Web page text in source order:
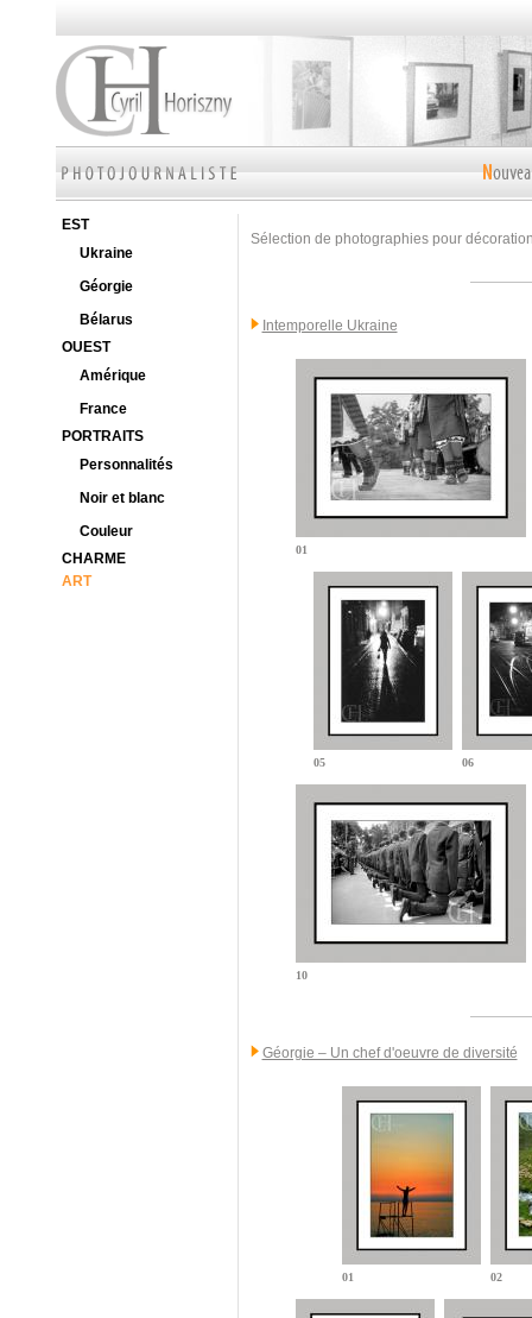
EST
Ukraine
Géorgie
Bélarus
OUEST
Amérique
France
PORTRAITS
Personnalités
Noir et blanc
Couleur
CHARME
ART
Sélection de photographies pour
Intemporelle Ukraine
01
05 06
10
Géorgie – Un chef d'oeuvre de diversité
01 02